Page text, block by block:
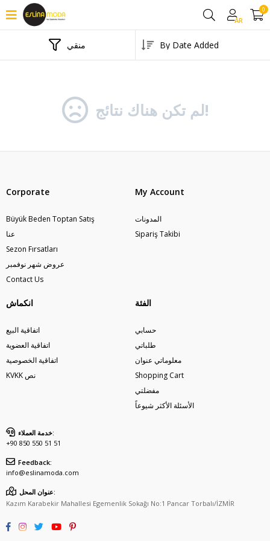
AR
0
منقي
لم تكن هناك نتائج!
Corporate
Büyük Beden Toptan Satış
عنا
Sezon Fırsatları
عروض شهر نوفمبر
Contact Us
My Account
المدونات
Sipariş Takibi
انكماش
اتفاقية البيع
اتفاقية العضوية
اتفاقية الخصوصية
KVKK نص
الفئة
حسابي
طلباتي
معلوماتي عنوان
Shopping Cart
مفضلتي
الأسئلة الأكثر شيوعاً
خدمة العملاء:
+90 850 550 51 51
Feedback:
info@eslinamoda.com
عنوان المحل:
Kazım Karabekir Mahallesi Egemenlik Sokağı No:1 Pancar Torbalı/İZMİR